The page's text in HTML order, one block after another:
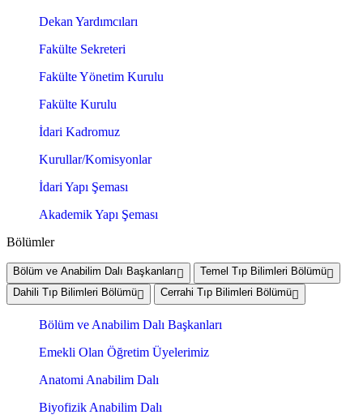
Dekan Yardımcıları
Fakülte Sekreteri
Fakülte Yönetim Kurulu
Fakülte Kurulu
İdari Kadromuz
Kurullar/Komisyonlar
İdari Yapı Şeması
Akademik Yapı Şeması
Bölümler
Bölüm ve Anabilim Dalı Başkanları
Temel Tıp Bilimleri Bölümü
Dahili Tıp Bilimleri Bölümü
Cerrahi Tıp Bilimleri Bölümü
Bölüm ve Anabilim Dalı Başkanları
Emekli Olan Öğretim Üyelerimiz
Anatomi Anabilim Dalı
Biyofizik Anabilim Dalı